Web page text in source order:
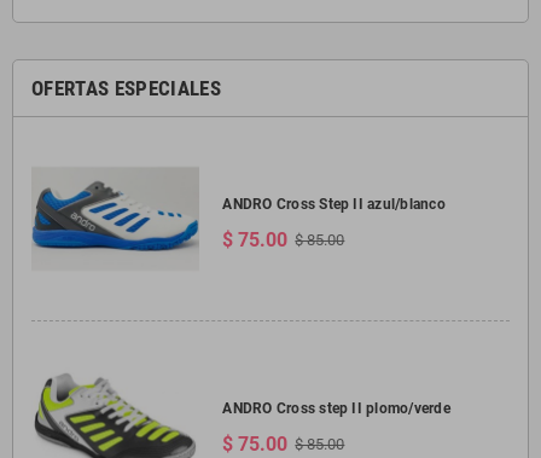
OFERTAS ESPECIALES
ANDRO Cross Step II azul/blanco
$ 75.00 $ 85.00
ANDRO Cross step II plomo/verde
$ 75.00 $ 85.00